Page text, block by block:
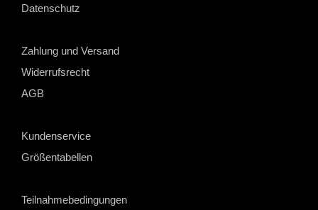
Datenschutz
Zahlung und Versand
Widerrufsrecht
AGB
Kundenservice
Größentabellen
Teilnahmebedingungen